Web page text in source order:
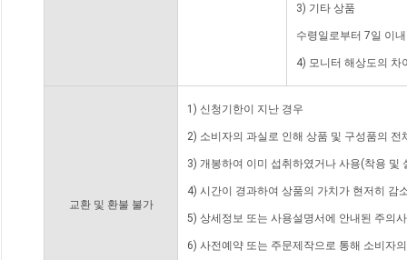
3) 기타 상품
수령일로부터 7일 이
4) 모니터 해상도의 차
교환 및 환불 불가
1) 신청기한이 지난 경우
2) 소비자의 과실로 인해 상품 및 구성품의
3) 개봉하여 이미 섭취하였거나 사용(착용 및
4) 시간이 경과하여 상품의 가치가 현저히 감
5) 상세정보 또는 사용설명서에 안내된 주의
6) 사전예약 또는 주문제작으로 통해 소비자